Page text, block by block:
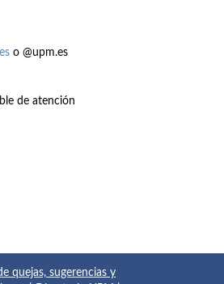
o @upm.es
de atención
quejas, sugerencias y